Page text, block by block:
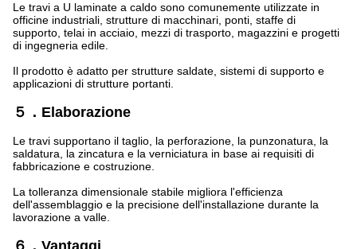
Le travi a U laminate a caldo sono comunemente utilizzate in
officine industriali, strutture di macchinari, ponti, staffe di
supporto, telai in acciaio, mezzi di trasporto, magazzini e progetti
di ingegneria edile.
Il prodotto è adatto per strutture saldate, sistemi di supporto e
applicazioni di strutture portanti.
５．Elaborazione
Le travi supportano il taglio, la perforazione, la punzonatura, la
saldatura, la zincatura e la verniciatura in base ai requisiti di
fabbricazione e costruzione.
La tolleranza dimensionale stabile migliora l'efficienza
dell'assemblaggio e la precisione dell'installazione durante la
lavorazione a valle.
６．Vantaggi